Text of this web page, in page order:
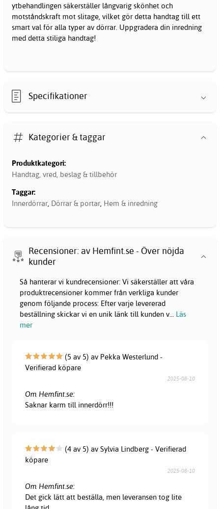
ytbehandlingen säkerställer långvarig skönhet och
motståndskraft mot slitage, vilket gör detta handtag till ett
smart val för alla typer av dörrar. Uppgradera din inredning
med detta stiliga handtag!
Specifikationer
Kategorier & taggar
Produktkategori:
Handtag, vred, beslag & tillbehör
Taggar:
Innerdörrar, Dörrar & portar, Hem & inredning
Recensioner: av Hemfint.se - Över nöjda
kunder
Så hanterar vi kundrecensioner: Vi säkerställer att våra
produktrecensioner kommer från verkliga kunder
genom följande process: Efter varje levererad
beställning skickar vi en unik länk till kunden v... Läs
mer
(5 av 5) av Pekka Westerlund -
Verifierad köpare
2025-08-10
Om Hemfint.se:
Saknar karm till innerdörr!!!
(4 av 5) av Sylvia Lindberg - Verifierad
köpare
2025-08-10
Om Hemfint.se:
Det gick lätt att beställa, men leveransen tog lite